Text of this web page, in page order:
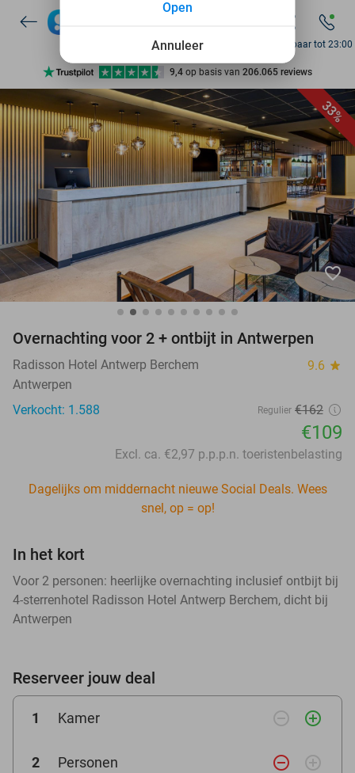
7 dagen per week beschikbaar
10+ miljoen leden
9,4 op basis van 206.065 reviews
Ontdek 15.000+ deals
7 dagen per week beschikbaar
10+ miljoen leden
Bereikbaar tot 23:00
33%
favorite_border
Overnachting voor 2 + ontbijt in Antwerpen
Radisson Hotel Antwerp Berchem 9.6 star
Antwerpen
Verkocht: 1.588
Regulier €162
€109
Excl. ca. €2,97 p.p.p.n. toeristenbelasting
Dagelijks om middernacht nieuwe Social Deals. Wees
snel, op = op!
In het kort
Voor 2 personen: heerlijke overnachting inclusief ontbijt bij
4-sterrenhotel Radisson Hotel Antwerp Berchem, dicht bij
Antwerpen
Reserveer jouw deal
1 Kamer remove_circle_outline add_circle_outline
2 Personen remove_circle_outline add_circle_outline
Annuleer
Open